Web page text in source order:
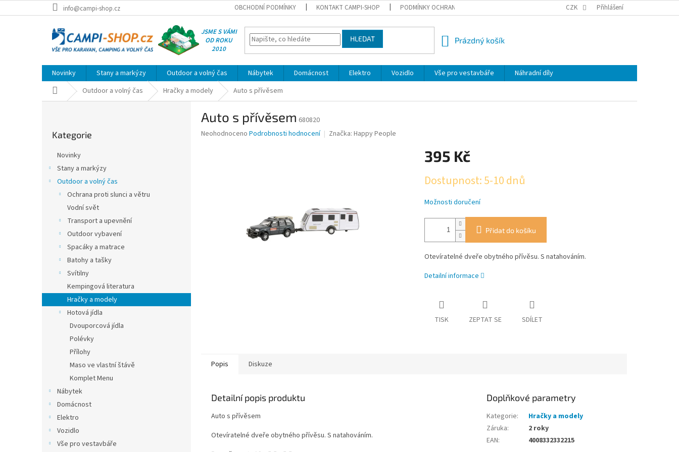
na
info@campi-shop.cz OBCHODNÍ PODMÍNKY KONTAKT CAMPI-SHOP PODMÍNKY OCHRANY OSOBNÍCH ÚDAJŮ REKLAMACE
CZK Přihlášení
JSME S VÁMI
OD ROKU
2010
HLEDAT
NÁKUPNÍ
Prázdný košík
Novinky Stany a markýzy Outdoor a volný čas Nábytek Domácnost Elektro Vozidlo Vše pro vestavbáře
Náhradní díly
Domů Outdoor a volný čas Hračky a modely Auto s přívěsem
kategorie
Kategorie
Novinky
Stany a markýzy
Outdoor a volný čas
Ochrana proti slunci a větru
Vodní svět
Transport a upevnění
Outdoor vybavení
Spacáky a matrace
Batohy a tašky
Svítilny
Kempingová literatura
Hračky a modely
Hotová jídla
Dvouporcová jídla
Polévky
Přílohy
Maso ve vlastní štávě
Komplet Menu
Nábytek
Domácnost
Elektro
Vozidlo
Vše pro vestavbáře
Auto s přívěsem 680820
Průměrné
Neohodnoceno Podrobnosti hodnocení Značka: Happy People
395 Kč
cena:
Dostupnost: 5-10 dnů
Možnosti doručení
Přidat do košíku
Otevíratelné dveře obytného přívěsu. S natahováním.
Detailní informace
TISK ZEPTAT SE SDÍLET
Popis Diskuze
Detailní popis produktu
Auto s přívěsem
Otevíratelné dveře obytného přívěsu. S natahováním.
Doplňkové parametry
Kategorie:
Hračky a modely
Záruka:
2 roky
EAN: 4008332332215